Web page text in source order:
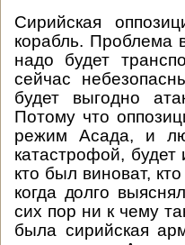
Сирийская
корабль. Проблема
надо будет
сейчас
будет выгодно
Потому что
режим Асада, и
катастрофой,
кто был виноват,
когда долго
сих пор ни к чему
была сирийская